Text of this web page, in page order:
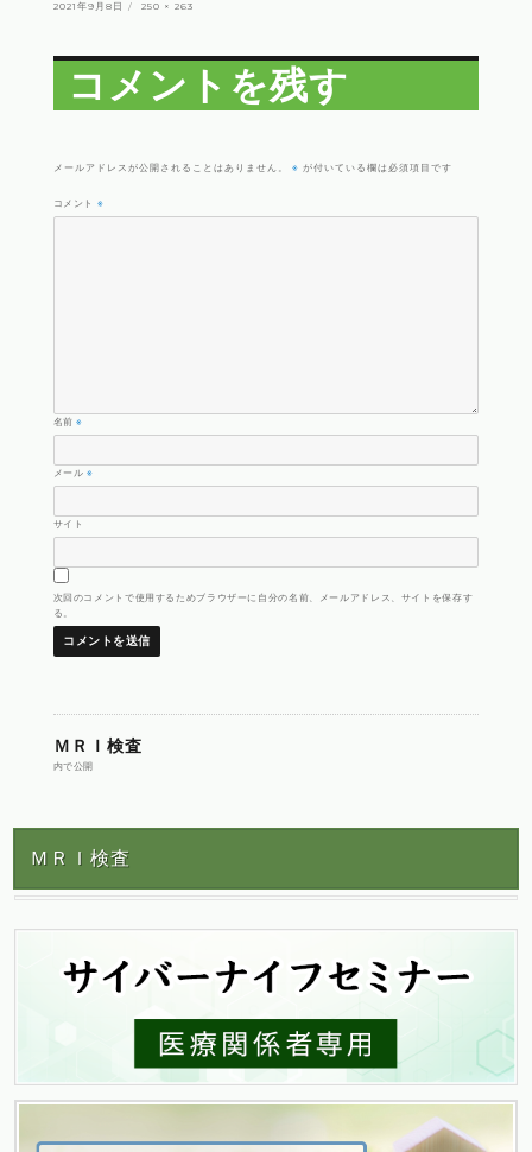
投
2021年9月8日
フ
250 × 263
コメントを残す
メールアドレスが公開されることはありません。 ※ が付いている欄は必須項目です
コメント ※
名前※
メール※
サイト
次回のコメントで使用するためブラウザーに自分の名前、メールアドレス、サイトを保存す
る。
投
稿
ナ
ビ
ー
ＭＲＩ検査
内で公開
ＭＲＩ検査